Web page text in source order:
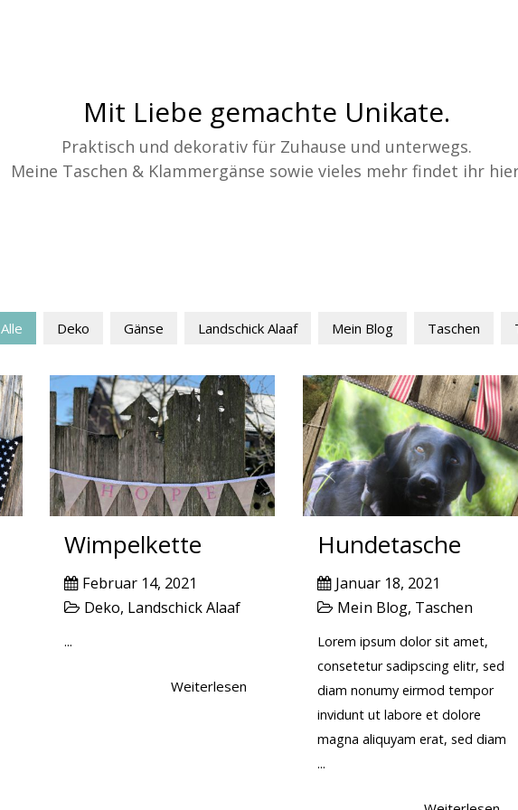
Mit Liebe gemachte Unikate.
Praktisch und dekorativ für Zuhause und unterwegs.
Meine Taschen & Klammergänse sowie vieles mehr findet ihr
Alle Deko Gänse Landschick Alaaf Mein Blog Taschen
Wimpelkette
Februar 14, 2021
Deko, Landschick Alaaf
...
Weiterlesen
Hundetasche
Januar 18, 2021
Mein Blog, Taschen
Lorem ipsum dolor sit amet,
consetetur sadipscing elitr, sed
diam nonumy eirmod tempor
invidunt ut labore et dolore
magna aliquyam erat, sed diam
...